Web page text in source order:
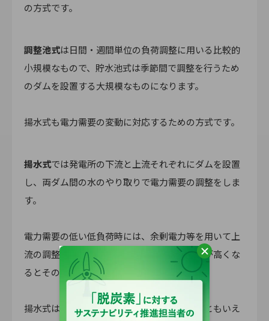
の方式です。
調整池式は日間・週間単位の負荷調整に用いる比較的
小規模なもので、貯水池式は季節間で調整を行うため
のダムを設置する大規模なものになります。
揚水式も電力需要の変動に対応するための方式です。
揚水式では発電所の下流と上流それぞれにダムを設置
し、両ダム間の水のやり取りで電力需要の調整をしま
す。
電力需要の低い低負荷時には、余剰電力等を用いて上
流の調整池に水をくみ上げておき、電力需要が高くな
るとその水を利用して発電量を増やします。
揚水式は、水力を用いた一種の蓄電池であるともいえ